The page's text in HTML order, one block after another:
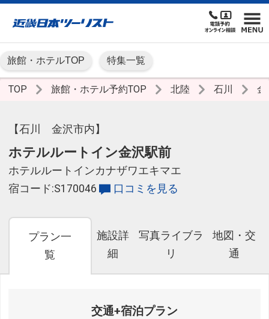
旅館・ホテルTOP 特集一覧
TOP 旅館・ホテル予約TOP 北陸 石川
【石川 金沢市内】
ホテルルートイン金沢駅前
ホテルルートインカナザワエキマエ
宿コード:S170046
口コミを見る
プラン一
覧
施設詳
細
写真ライブラ
リ
地図・交
通
交通+宿泊プラン